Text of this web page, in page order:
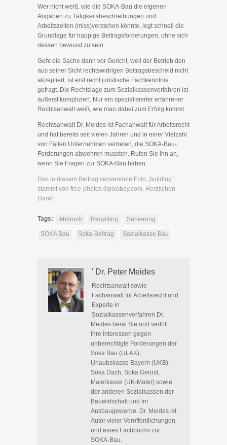
Wer nicht weiß, wie die SOKA-Bau die eigenen
Angaben zu Tätigkeitsbeschreibungen und
Arbeitszeiten (miss)verstehen könnte, legt schnell die
Grundlage für happige Beitragsforderungen, ohne sich
dessen bewusst zu sein.
Geht die Sache dann vor Gericht, weil der Betrieb den
aus seiner Sicht rechtswidrigen Beitragsbescheid nicht
akzeptiert, ist erst recht juristische Fachkenntnis
gefragt. Die Rechtslage zum Sozialkassenverfahren ist
äußerst kompliziert. Nur ein spezialisierter erfahrener
Rechtsanwalt weiß, wie man dabei zum Erfolg kommt.
Rechtsanwalt Dr. Meides ist Fachanwalt für Arbeitsrecht
und hat bereits seit vielen Jahren und in einer Vielzahl
von Fällen Unternehmen vertreten, die SOKA-Bau-
Forderungen abwehren mussten. Rufen Sie ihn an,
wenn Sie Fragen zur SOKA-Bau haben.
Das in diesem Beitrag verwendete Foto „building“
stammt von free-photos ©pixabay.com. Herzlichen
Dank!
Tags: Abbruch Recycling Sanierung
SOKA Bau Soka-Beitrag Sozialkasse Bau
' Dr. Peter Meides
Rechtsanwalt sowie
Fachanwalt für Arbeitsrecht und
Experte in
Sozialkassenverfahren Dr.
Meides berät Sie und vertritt
Ihre Interessen gegen
unberechtigte Forderungen der
Soka Bau (ULAK),
Urlaubskasse Bayern (UKB),
Soka Dach, Soka Gerüst,
Malerkasse (UK-Maler) sowie
der anderen Sozialkassen der
Bauwirtschaft und im
Ausbaugewerbe. Dr. Meides ist
Autor vieler Veröffentlichungen
und eines Fachbuchs zur
SOKA-Bau.